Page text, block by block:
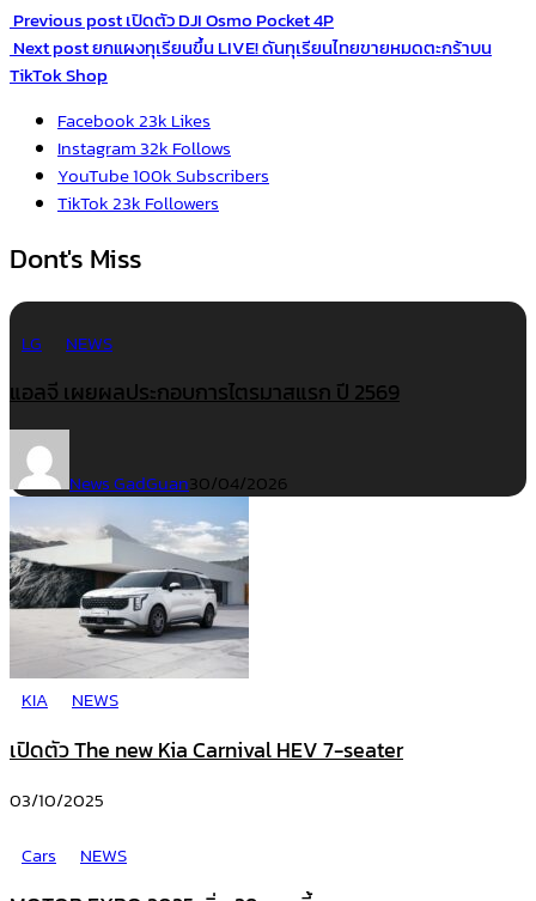
Previous postเปิดตัว DJI Osmo Pocket 4P
Next postยกแผงทุเรียนขึ้น LIVE! ดันทุเรียนไทยขายหมดตะกร้าบน
TikTok Shop
Facebook23k Likes
Instagram32k Follows
YouTube100kSubscribers
TikTok23k Followers
Dont's Miss
LG NEWS
แอลจี เผยผลประกอบการไตรมาสแรก ปี 2569
News GadGuan30/04/2026
KIA NEWS
เปิดตัว The new Kia Carnival HEV 7-seater
03/10/2025
Cars
NEWS